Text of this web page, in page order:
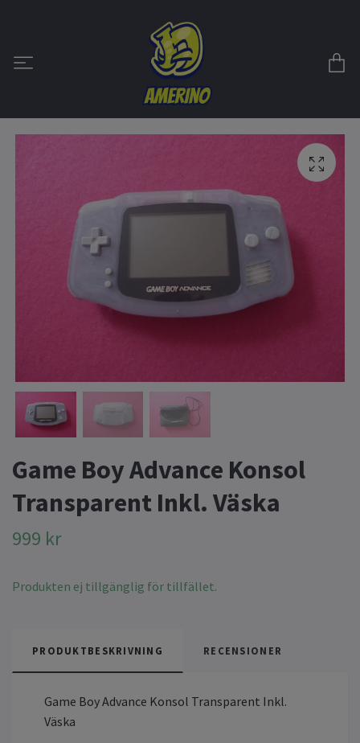
Game Boy Advance Konsol
Transparent Inkl. Väska
999 kr
Produkten ej tillgänglig för tillfället.
PRODUKTBESKRIVNING RECENSIONER
Game Boy Advance Konsol Transparent Inkl.
Väska